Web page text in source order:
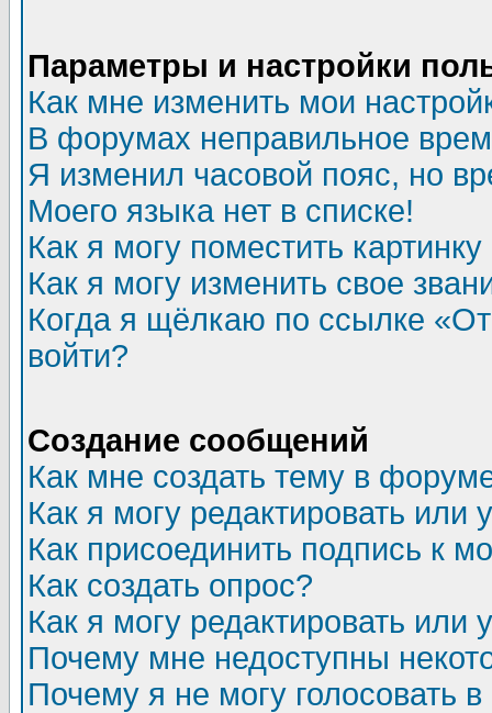
Параметры и настройки
Как мне изменить мои
В форумах неправильное
Я изменил часовой пояс, но
Моего языка нет в списке!
Как я могу поместить
Как я могу изменить свое
Когда я щёлкаю по ссылке
войти?
Создание сообщений
Как мне создать тему в
Как я могу редактировать или
Как присоединить подпись к
Как создать опрос?
Как я могу редактировать или
Почему мне недоступны
Почему я не могу голосовать